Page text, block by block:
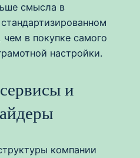
смысла в
в покупке самого
настройки.
и
компании